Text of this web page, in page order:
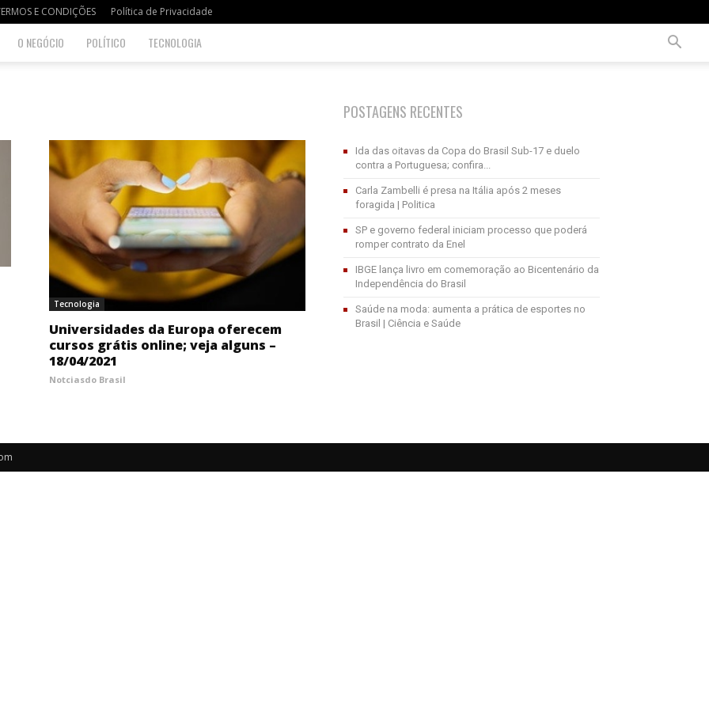
E CONDIÇÕES Política de Privacidade
O NEGÓCIO POLÍTICO TECNOLOGIA
Tecnologia
Universidades da Europa oferecem
cursos grátis online; veja alguns –
18/04/2021
Notciasdo Brasil
POSTAGENS RECENTES
Ida das oitavas da Copa do Brasil Sub-17 e duelo
contra a Portuguesa; confira...
Carla Zambelli é presa na Itália após 2 meses
foragida | Politica
SP e governo federal iniciam processo que poderá
romper contrato da Enel
IBGE lança livro em comemoração ao Bicentenário da
Independência do Brasil
Saúde na moda: aumenta a prática de esportes no
Brasil | Ciência e Saúde